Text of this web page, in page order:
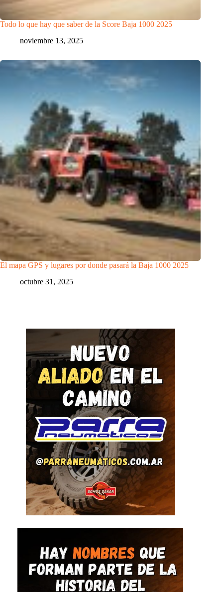
Todo lo que hay que saber de la Score Baja 1000 2025
noviembre 13, 2025
El mapa GPS y lugares por donde pasará la Baja 1000 2025
octubre 31, 2025